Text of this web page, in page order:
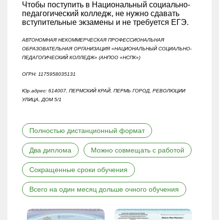
Полностью дистанционный формат
Два диплома Можно совмещать с работой
Сокращенные сроки обучения
Всего на один месяц дольше очного обучения
Чтобы поступить в Национальный социально-
педагогический колледж, не нужно сдавать
вступительные экзамены и не требуется ЕГЭ.
АВТОНОМНАЯ НЕКОММЕРЧЕСКАЯ ПРОФЕССИОНАЛЬНАЯ
ОБРАЗОВАТЕЛЬНАЯ ОРГАНИЗАЦИЯ «НАЦИОНАЛЬНЫЙ СОЦИАЛЬНО-
ПЕДАГОГИЧЕСКИЙ КОЛЛЕДЖ» (АНПОО «НСПК»)
ОГРН: 1175958035131
Юр.адрес: 614007, ПЕРМСКИЙ КРАЙ, ПЕРМЬ ГОРОД, РЕВОЛЮЦИИ
УЛИЦА, ДОМ 5/1